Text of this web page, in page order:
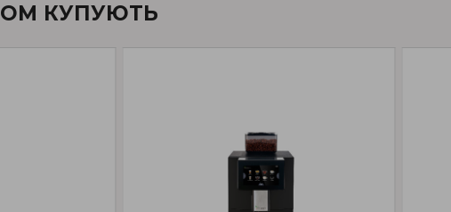
КУПУЮТЬ